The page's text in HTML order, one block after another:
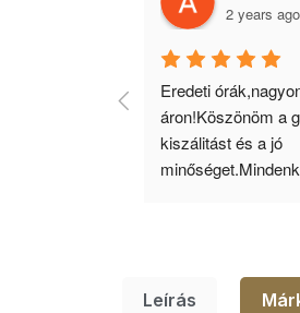
2 years ago
Eredeti
áron!Köszönöm a
kiszálitást és a jó
Leírás